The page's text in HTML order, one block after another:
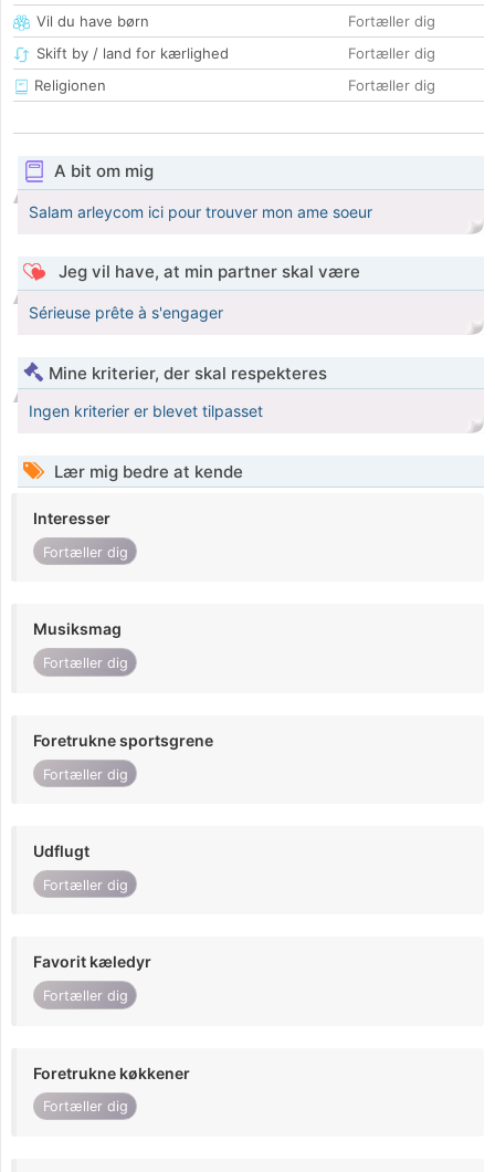
Vil du have børn
Fortæller dig
Skift by / land for kærlighed
Fortæller dig
Religionen
Fortæller dig
A bit om mig
Salam arleycom ici pour trouver mon ame soeur
Jeg vil have, at min partner skal være
Sérieuse prête à s'engager
Mine kriterier, der skal respekteres
Ingen kriterier er blevet tilpasset
Lær mig bedre at kende
Interesser
Fortæller dig
Musiksmag
Fortæller dig
Foretrukne sportsgrene
Fortæller dig
Udflugt
Fortæller dig
Favorit kæledyr
Fortæller dig
Foretrukne køkkener
Fortæller dig